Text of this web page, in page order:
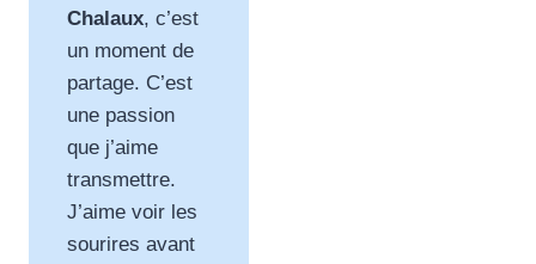
Chalaux, c’est
un moment de
partage. C’est
une passion
que j’aime
transmettre.
J’aime voir les
sourires avant